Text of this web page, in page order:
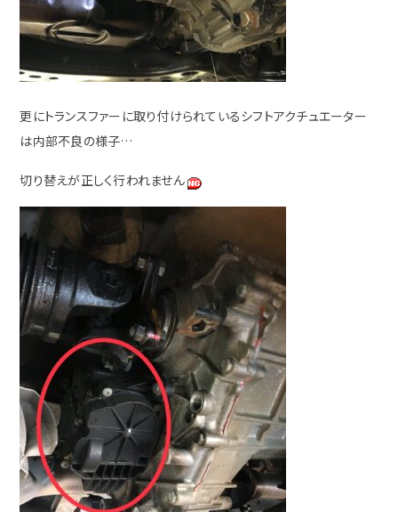
更にトランスファーに取り付けられているシフトアクチュエーター
は内部不良の様子…
切り替えが正しく行われません